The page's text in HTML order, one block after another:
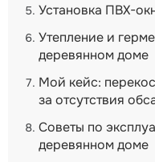
Установка ПВХ-
Утепление и
деревянном доме
Мой кейс:
за отсутствия
Советы по
деревянном доме